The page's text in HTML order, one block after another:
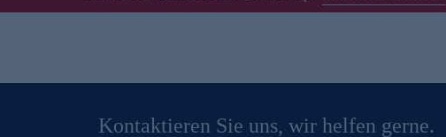
Kontaktieren Sie uns, wir helfen gerne.